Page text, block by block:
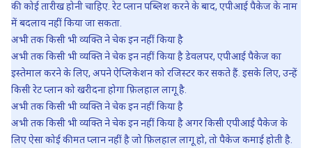
की कोई तारीख होनी चाहिए. रेट प्लान पब्लिश करने के बाद, एपीआई पैकेज के नाम
में बदलाव नहीं किया जा सकता.
अभी तक किसी भी व्यक्ति ने चेक इन नहीं किया है
अभी तक किसी भी व्यक्ति ने चेक इन नहीं किया है डेवलपर, एपीआई पैकेज का
इस्तेमाल करने के लिए, अपने ऐप्लिकेशन को रजिस्टर कर सकते हैं. इसके लिए, उन्हें
किसी रेट प्लान को खरीदना होगा फ़िलहाल लागू है.
अभी तक किसी भी व्यक्ति ने चेक इन नहीं किया है
अभी तक किसी भी व्यक्ति ने चेक इन नहीं किया है अगर किसी एपीआई पैकेज के
लिए ऐसा कोई कीमत प्लान नहीं है जो फ़िलहाल लागू हो, तो पैकेज कमाई होती है.